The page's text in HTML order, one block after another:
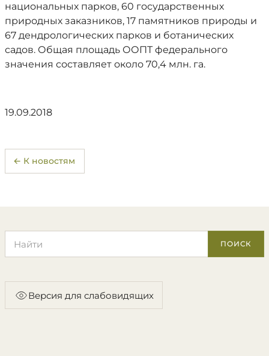
национальных парков, 60 государственных
природных заказников, 17 памятников природы и
67 дендрологических парков и ботанических
садов. Общая площадь ООПТ федерального
значения составляет около 70,4 млн. га.
19.09.2018
← К новостям
ПОИСК
Версия для слабовидящих